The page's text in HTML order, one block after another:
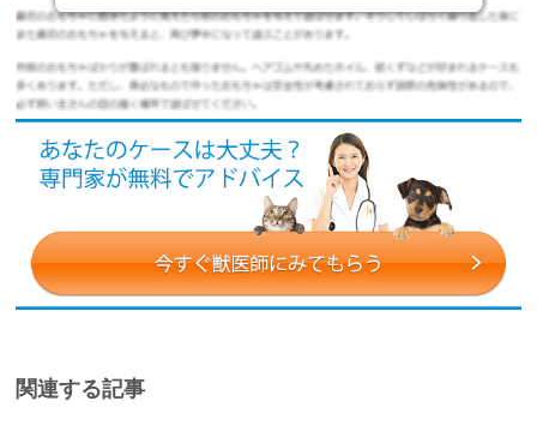
関連する記事